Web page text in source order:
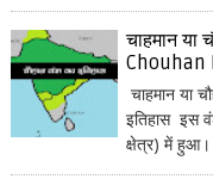
चाहमान या
Chouhan
चाहमान या
इतिहास इस
क्षेत्र) में